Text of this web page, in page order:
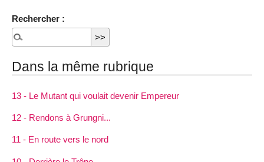
Rechercher :
Dans la même rubrique
13 - Le Mutant qui voulait devenir Empereur
12 - Rendons à Grungni...
11 - En route vers le nord